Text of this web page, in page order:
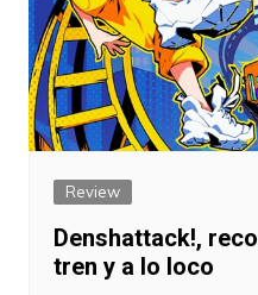
Review
Denshattack!,
tren y a lo loco